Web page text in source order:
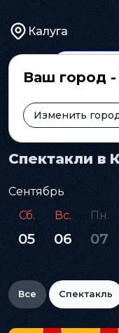
Калуга
Ваш город -
Изменить
Главная Афиша
Спектакли в
Сентябрь
Сб.
05
Вс.
06
Пн.
07
Все Спектакль